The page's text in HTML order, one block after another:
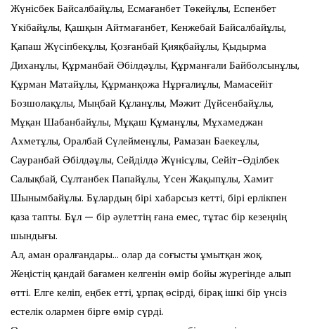
Жүнісбек Байсалбайұлы, Есмағанбет Төкейұлы, Еспенбет
Үкібайұлы, Қашқын Айтмағанбет, Кенжебай Байсалбайұлы,
Қапаш Жүсіпбекұлы, Қозғанбай Қияқбайұлы, Қыдырма
Диханұлы, Құрманбай Әбілдәұлы, Құрманғали Байболсынұлы,
Құрман Матайұлы, Құрманқожа Нұрғалиұлы, Мамасейіт
Бозшолақұлы, Мыңбай Құланұлы, Мәжит Дүйсенбайұлы,
Мұқан Шабанбайұлы, Мұқаш Құманұлы, Мұхамеджан
Ахметұлы, Оралбай Сүлейменұлы, Рамазан Баекеұлы,
Сауранбай Әбілдәұлы, Сейділдә Жүнісұлы, Сейіт-Әділбек
Салықбай, Сұлтанбек Папайұлы, Үсен Жақыпұлы, Хамит
Шынымбайұлы. Бұлардың бірі хабарсыз кетті, бірі ерлікпен
қаза тапты. Бұл — бір әулеттің ғана емес, тұтас бір кезеңнің
шындығы.
Ал, аман оралғандары… олар да соғысты ұмытқан жоқ.
Жеңістің қандай бағамен келгенін өмір бойы жүрегінде алып
өтті. Елге келіп, еңбек етті, ұрпақ өсірді, бірақ ішкі бір үнсіз
естелік олармен бірге өмір сүрді.